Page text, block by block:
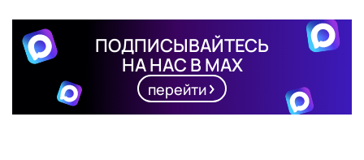
ПОДПИСЫВАЙТЕСЬ
НА НАС В MAX
перейти